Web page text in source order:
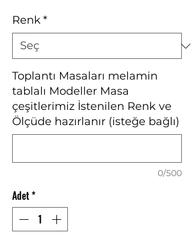
Renk*
Toplantı Masaları melamin
tablalı Modeller Masa
çeşitlerimiz İstenilen Renk ve
Ölçüde hazırlanır (isteğe bağlı)
0/500
Adet*